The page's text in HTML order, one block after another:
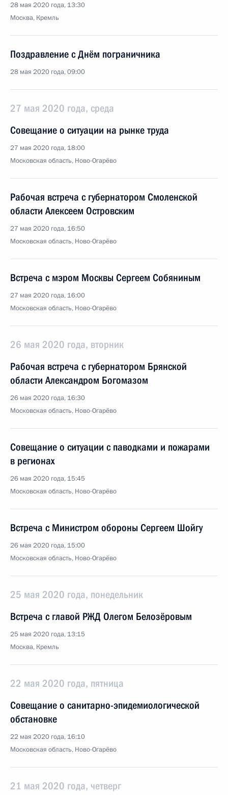
28 мая 2020 года, 13:30
Москва, Кремль
Поздравление с Днём пограничника
28 мая 2020 года, 09:00
27 мая 2020 года, среда
Совещание о ситуации на рынке труда
27 мая 2020 года, 18:00
Московская область, Ново-Огарёво
Рабочая встреча с губернатором Смоленской
области Алексеем Островским
27 мая 2020 года, 16:50
Московская область, Ново-Огарёво
Встреча с мэром Москвы Сергеем Собяниным
27 мая 2020 года, 16:00
Московская область, Ново-Огарёво
26 мая 2020 года, вторник
Рабочая встреча с губернатором Брянской
области Александром Богомазом
26 мая 2020 года, 16:30
Московская область, Ново-Огарёво
Совещание о ситуации с паводками и пожарами
в регионах
26 мая 2020 года, 15:45
Московская область, Ново-Огарёво
Встреча с Министром обороны Сергеем Шойгу
26 мая 2020 года, 15:00
Московская область, Ново-Огарёво
25 мая 2020 года, понедельник
Встреча с главой РЖД Олегом Белозёровым
25 мая 2020 года, 13:15
Москва, Кремль
22 мая 2020 года, пятница
Совещание о санитарно-эпидемиологической
обстановке
22 мая 2020 года, 16:10
Московская область, Ново-Огарёво
21 мая 2020 года, четверг